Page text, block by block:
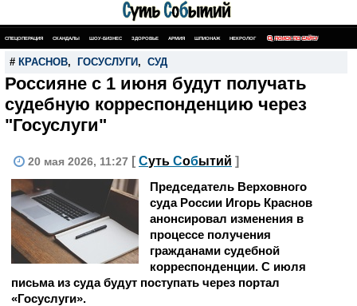
СПЕЦОПЕРАЦИЯ СКАНДАЛЫ ШОУ-БИЗНЕС ЗДОРОВЬЕ АРМИЯ ШПИОНАЖ НЕКРОЛОГ ПОИСК ПО САЙТУ
# КРАСНОВ, ГОСУСЛУГИ , СУД
Россияне с 1 июня будут получать
судебную корреспонденцию через
"Госуслуги"
20 мая 2026, 11:27 [ Суть Событий ]
Председатель Верховного
суда России Игорь Краснов
анонсировал изменения в
процессе получения
гражданами судебной
корреспонденции. С июля
письма из суда будут поступать через портал
«Госуслуги».